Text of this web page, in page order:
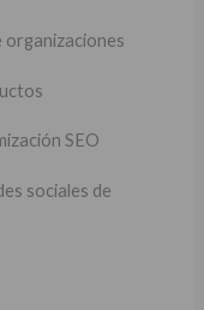
organizaciones
SEO
sociales de